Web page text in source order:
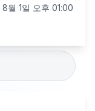
월 1일 오후 01:00